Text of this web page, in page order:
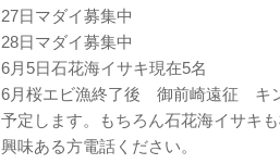
27日マダイ募集中
28日マダイ募集中
6月5日石花海イサキ現在5名
6月桜エビ漁終了後 御前崎遠征 キ
予定します。もちろん石花海イサキ
興味ある方電話ください。